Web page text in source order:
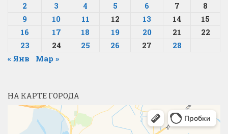
2
3 4 5 6 7
8
9
10 11 12 13 14
15
16
17 18 19 20 21
22
23
24 25 26 27
28
« Янв
Мар »
НА КАРТЕ ГОРОДА